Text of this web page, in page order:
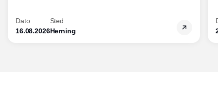
Dato
16.08.2026
Sted
Herning